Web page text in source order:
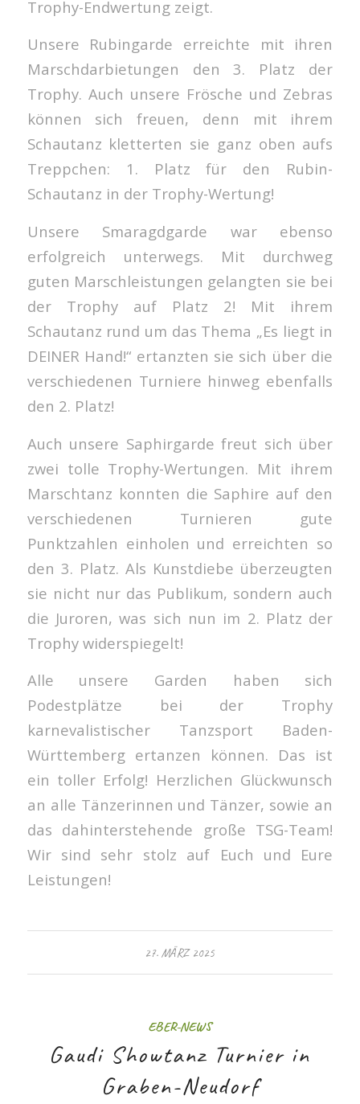
Trophy-Endwertung zeigt.
Unsere Rubingarde erreichte mit ihren
Marschdarbietungen den 3. Platz der
Trophy. Auch unsere Frösche und Zebras
können sich freuen, denn mit ihrem
Schautanz kletterten sie ganz oben aufs
Treppchen: 1. Platz für den Rubin-
Schautanz in der Trophy-Wertung!
Unsere Smaragdgarde war ebenso
erfolgreich unterwegs. Mit durchweg
guten Marschleistungen gelangten sie bei
der Trophy auf Platz 2! Mit ihrem
Schautanz rund um das Thema „Es liegt in
DEINER Hand!“ ertanzten sie sich über die
verschiedenen Turniere hinweg ebenfalls
den 2. Platz!
Auch unsere Saphirgarde freut sich über
zwei tolle Trophy-Wertungen. Mit ihrem
Marschtanz konnten die Saphire auf den
verschiedenen Turnieren gute
Punktzahlen einholen und erreichten so
den 3. Platz. Als Kunstdiebe überzeugten
sie nicht nur das Publikum, sondern auch
die Juroren, was sich nun im 2. Platz der
Trophy widerspiegelt!
Alle unsere Garden haben sich
Podestplätze bei der Trophy
karnevalistischer Tanzsport Baden-
Württemberg ertanzen können. Das ist
ein toller Erfolg! Herzlichen Glückwunsch
an alle Tänzerinnen und Tänzer, sowie an
das dahinterstehende große TSG-Team!
Wir sind sehr stolz auf Euch und Eure
Leistungen!
27. MÄRZ 2025
EBER-NEWS
Gaudi Showtanz Turnier in
Graben-Neudorf